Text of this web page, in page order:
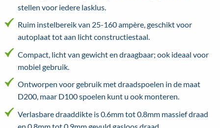
stellen voor iedere lasklus.
Ruim instelbereik van 25-160 ampère, geschikt voor
autoplaat tot aan licht constructiestaal.
Compact, licht van gewicht en draagbaar; ook ideaal voor
mobiel gebruik.
Ontworpen voor gebruik met draadspoelen in de maat
D200, maar D100 spoelen kunt u ook monteren.
Verlasbare draaddikte is 0.6mm tot 0.8mm massief draad